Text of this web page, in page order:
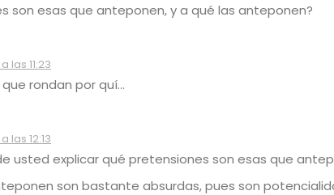
son esas que anteponen, y a qué las anteponen?
las 11:23
rondan por quí…
las 12:13
usted explicar qué pretensiones son esas que
son bastante absurdas, pues son